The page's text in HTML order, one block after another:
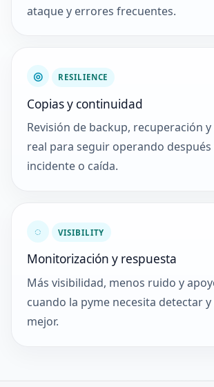
ataque y errores frecuentes.
◎ RESILIENCE
Copias y continuidad
Revisión de backup, recuperación
real para seguir operando después
incidente o caída.
◌ VISIBILITY
Monitorización y respuesta
Más visibilidad, menos ruido y
cuando la pyme necesita detectar
mejor.